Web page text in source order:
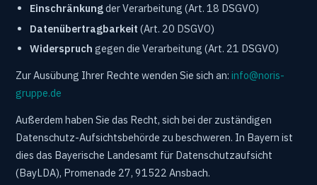
Einschränkung der Verarbeitung (Art. 18 DSGVO)
Datenübertragbarkeit (Art. 20 DSGVO)
Widerspruch gegen die Verarbeitung (Art. 21 DSGVO)
Zur Ausübung Ihrer Rechte wenden Sie sich an:info@noris-
gruppe.de
Außerdem haben Sie das Recht, sich bei der zuständigen
Datenschutz-Aufsichtsbehörde zu beschweren. In Bayern ist
dies das Bayerische Landesamt für Datenschutzaufsicht
(BayLDA), Promenade 27, 91522 Ansbach.